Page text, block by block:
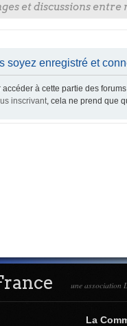
réel de la
Suivez
Rejoignez-
France !
et discussions
soyez enregistré et
à cette partie des
inscrivant, cela ne prend que
une association
La